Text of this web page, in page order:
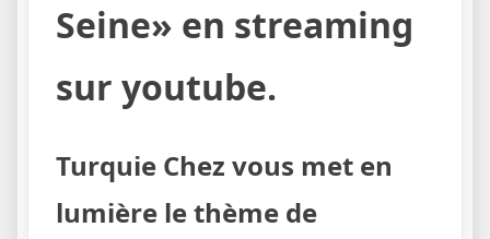
Seine» en streaming
sur youtube.
Turquie Chez vous met en
lumière le thème de